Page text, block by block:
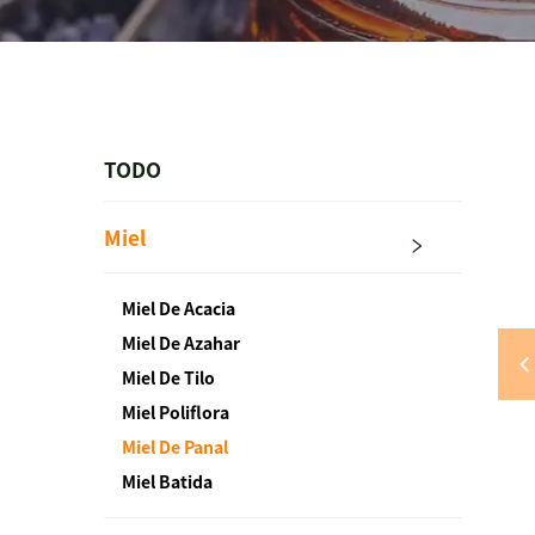
TODO
Miel
Miel De Acacia
Miel De Azahar
Miel De Tilo
Miel Poliflora
Miel De Panal
Miel Batida